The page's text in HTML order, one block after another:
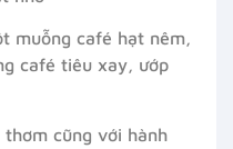
muỗng café hạt nêm,
café tiêu xay, ướp
cũng với hành